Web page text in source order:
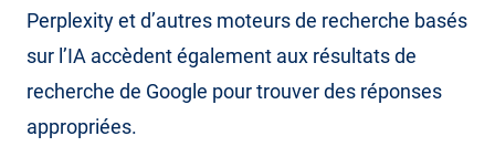
Perplexity et d’autres moteurs de recherche basés
sur l’IA accèdent également aux résultats de
recherche de Google pour trouver des réponses
appropriées.